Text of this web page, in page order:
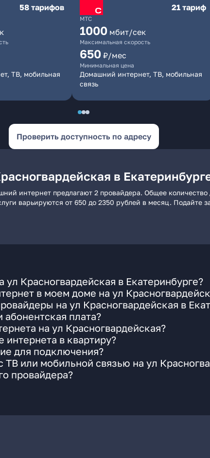
58 тарифов
ТВ, мобильная
МТС
21 тариф
1000 мбит/сек
Максимальная скорость
650 ₽/мес
Минимальная цена
Домашний интернет, ТВ, мобильная
связь
Проверить доступность по адресу
в
интернет предлагают 2 провайдера. Общее
варьируются от 650 до 2350 рублей в месяц. Подайте
Красногвардейская в Екатеринбурге?
в моем доме на ул
на ул Красногвардейская в
плата?
на ул Красногвардейская?
в квартиру?
для подключения?
или мобильной связью на ул
провайдера?